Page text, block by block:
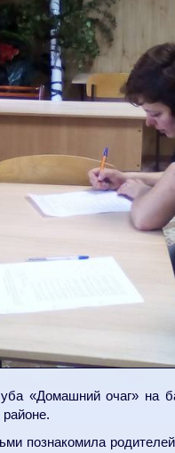
«Домашний очаг» на
познакомила